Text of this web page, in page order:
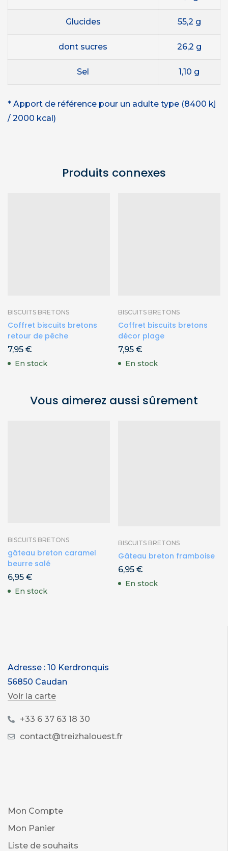
Glucides 55,2 g
dont sucres 26,2 g
Sel 1,10 g
* Apport de référence pour un adulte type (8400 kj
/ 2000 kcal)
Produits connexes
BISCUITS BRETONS
Coffret biscuits bretons
retour de pêche
7,95 €
En stock
BISCUITS BRETONS
Coffret biscuits bretons
décor plage
7,95 €
En stock
Vous aimerez aussi sûrement
BISCUITS BRETONS
gâteau breton caramel
beurre salé
6,95 €
En stock
BISCUITS BRETONS
Gâteau breton framboise
6,95 €
En stock
Adresse : 10 Kerdronquis
56850 Caudan
Voir la carte
+33 6 37 63 18 30
contact@treizhalouest.fr
Mon Compte
Mon Panier
Liste de souhaits